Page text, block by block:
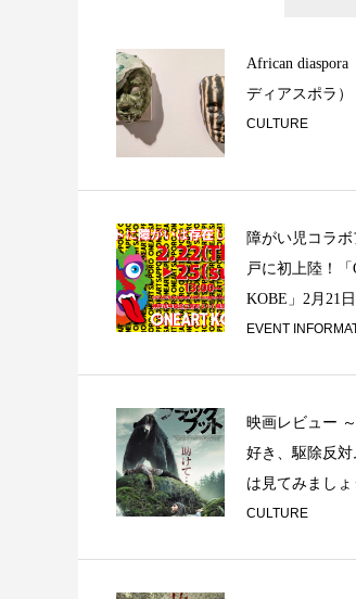
African diaspora
ディアスポラ）
CULTURE
障がい児コラ
戸に初上陸！「
KOBE」2月21
EVENT
映画レビュー
好き、駆除反対
は見てみまし
CULTURE